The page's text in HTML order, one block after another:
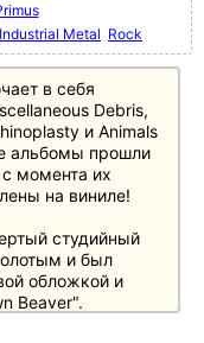
Industrial Metal Rock
в себя
Debris,
и Animals
альбомы прошли
момента их
на виниле!
студийный
и был
обложкой и
Beaver".